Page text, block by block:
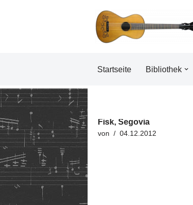
Startseite Bibliothek
Fisk, Segovia
von 04.12.2012